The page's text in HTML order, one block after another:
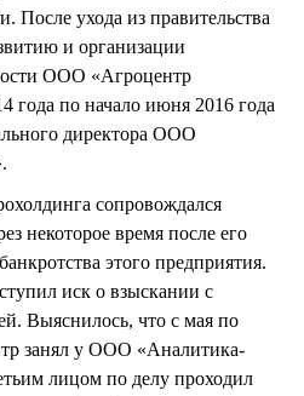
После ухода из правительства
и организации
ООО «Агроцентр
года по начало июня 2016 года
директора ООО
сопровождался
некоторое время после его
этого предприятия.
иск о взыскании с
Выяснилось, что с мая по
занял у ООО «Аналитика-
лицом по делу проходил